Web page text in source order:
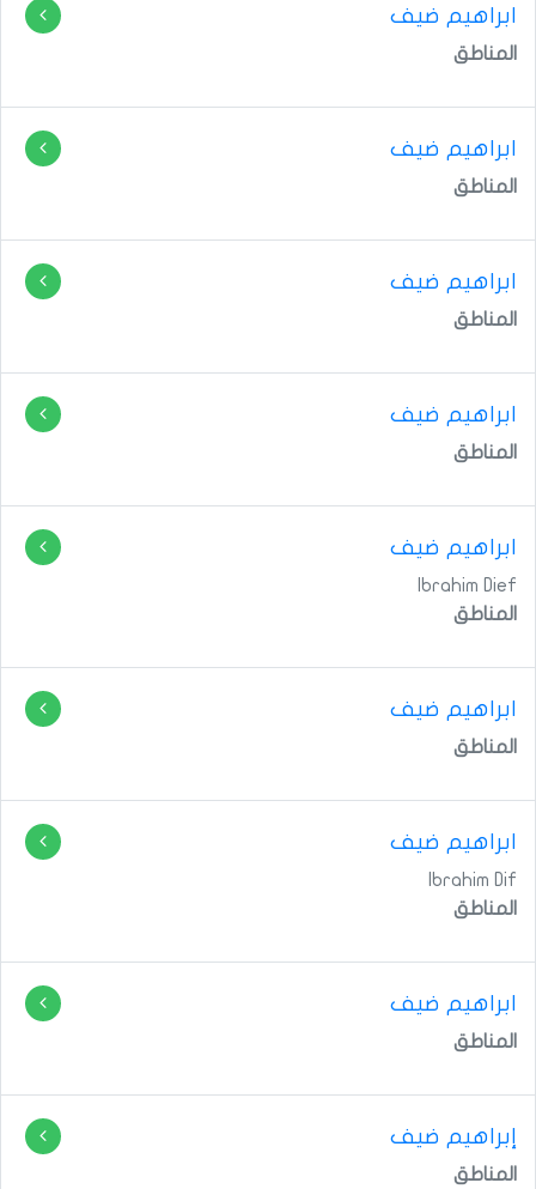
ابراهيم ضيف
المناطق
ابراهيم ضيف
المناطق
ابراهيم ضيف
المناطق
ابراهيم ضيف
المناطق
ابراهيم ضيف
Ibrahim Dief
المناطق
ابراهيم ضيف
المناطق
ابراهيم ضيف
Ibrahim Dif
المناطق
ابراهيم ضيف
المناطق
إبراهيم ضيف
المناطق